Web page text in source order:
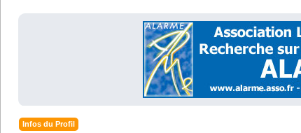
Infos du Profil